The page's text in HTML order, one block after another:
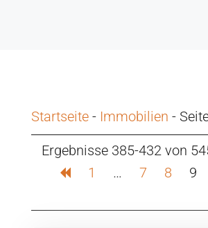
Startseite- Immobilien -
Ergebnisse 385-432 von
1
… 7 8 9